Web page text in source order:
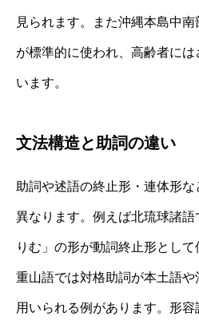
見られます。また沖縄本島中
が標準的に使われ、高齢者に
います。
文法構造と助詞の違い
助詞や述語の終止形・連体形
異なります。例えば北琉球諸
りむ」の形が動詞終止形とし
重山語では対格助詞が本土語
用いられる例があります。形